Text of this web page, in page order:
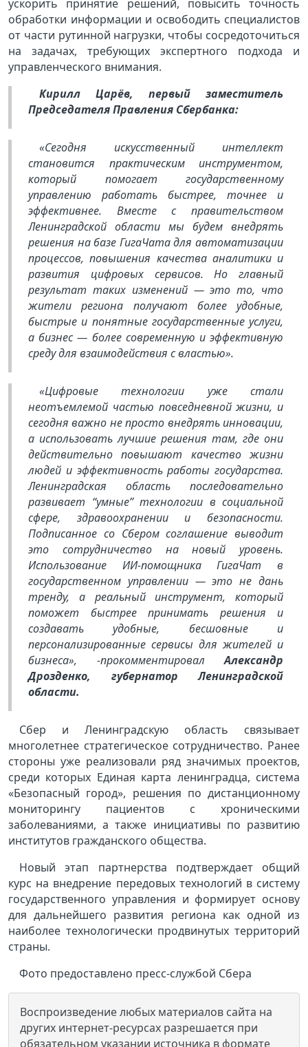
ускорить принятие решений, повысить точность
обработки информации и освободить специалистов
от части рутинной нагрузки, чтобы сосредоточиться
на задачах, требующих экспертного подхода и
управленческого внимания.
Кирилл Царёв, первый заместитель
Председателя Правления Сбербанка:
«Сегодня искусственный интеллект
становится практическим инструментом,
который помогает государственному
управлению работать быстрее, точнее и
эффективнее. Вместе с правительством
Ленинградской области мы будем внедрять
решения на базе ГигаЧата для автоматизации
процессов, повышения качества аналитики и
развития цифровых сервисов. Но главный
результат таких изменений — это то, что
жители региона получают более удобные,
быстрые и понятные государственные услуги,
а бизнес — более современную и эффективную
среду для взаимодействия с властью».
«Цифровые технологии уже стали
неотъемлемой частью повседневной жизни, и
сегодня важно не просто внедрять инновации,
а использовать лучшие решения там, где они
действительно повышают качество жизни
людей и эффективность работы государства.
Ленинградская область последовательно
развивает “умные” технологии в социальной
сфере, здравоохранении и безопасности.
Подписанное со Сбером соглашение выводит
это сотрудничество на новый уровень.
Использование ИИ-помощника ГигаЧат в
государственном управлении — это не дань
тренду, а реальный инструмент, который
поможет быстрее принимать решения и
создавать удобные, бесшовные и
персонализированные сервисы для жителей и
бизнеса», -прокомментировалАлександр
Дрозденко, губернатор Ленинградской
области.
Сбер и Ленинградскую область связывает
многолетнее стратегическое сотрудничество. Ранее
стороны уже реализовали ряд значимых проектов,
среди которых Единая карта ленинградца, система
«Безопасный город», решения по дистанционному
мониторингу пациентов с хроническими
заболеваниями, а также инициативы по развитию
институтов гражданского общества.
Новый этап партнерства подтверждает общий
курс на внедрение передовых технологий в систему
государственного управления и формирует основу
для дальнейшего развития региона как одной из
наиболее технологически продвинутых территорий
страны.
Фото предоставлено пресс-службой Сбера
Воспроизведение любых материалов сайта на
других интернет-ресурсах разрешается при
обязательном указании источника в формате